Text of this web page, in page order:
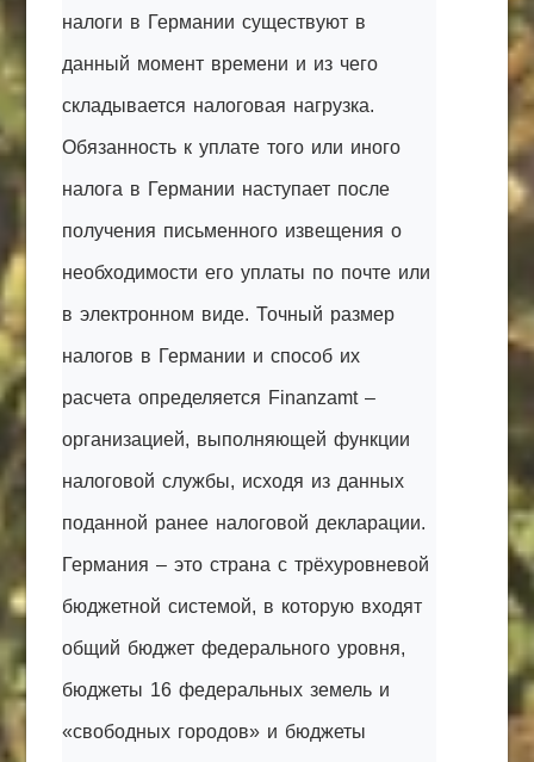
налоги в Германии существуют в
данный момент времени и из чего
складывается налоговая нагрузка.
Обязанность к уплате того или иного
налога в Германии наступает после
получения письменного извещения о
необходимости его уплаты по почте или
в электронном виде. Точный размер
налогов в Германии и способ их
расчета определяется Finanzamt –
организацией, выполняющей функции
налоговой службы, исходя из данных
поданной ранее налоговой декларации.
Германия – это страна с трёхуровневой
бюджетной системой, в которую входят
общий бюджет федерального уровня,
бюджеты 16 федеральных земель и
«свободных городов» и бюджеты